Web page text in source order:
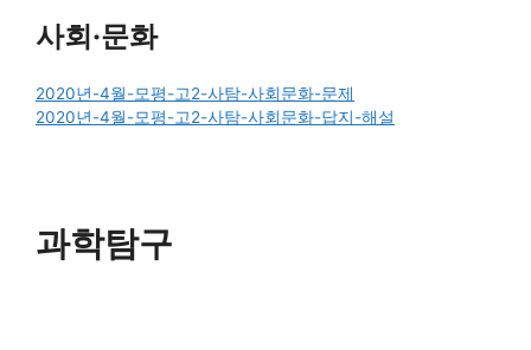
사회·문화
2020년-4월-모평-고2-사탐-사회문화-문제
2020년-4월-모평-고2-사탐-사회문화-답지-해설
과학탐구